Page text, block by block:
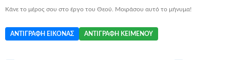
Κάνε το μέρος σου στο έργο του Θεού. Μοιράσου αυτό το μήνυμα!
ΑΝΤΙΓΡΑΦΉ ΕΙΚΌΝΑΣ ΑΝΤΙΓΡΑΦΉ ΚΕΙΜΈΝΟΥ